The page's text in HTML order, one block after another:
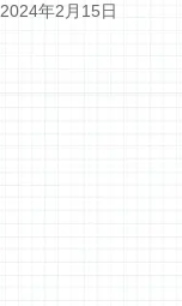
2024年2月15日